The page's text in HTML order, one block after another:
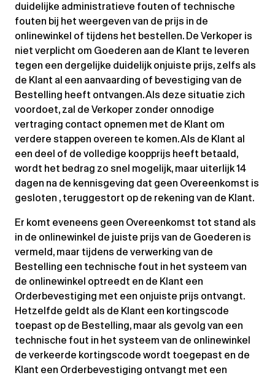
duidelijke administratieve fouten of technische
fouten bij het weergeven van de prijs in de
onlinewinkel of tijdens het bestellen. De Verkoper is
niet verplicht om Goederen aan de Klant te leveren
tegen een dergelijke duidelijk onjuiste prijs, zelfs als
de Klant al een aanvaarding of bevestiging van de
Bestelling heeft ontvangen. Als deze situatie zich
voordoet, zal de Verkoper zonder onnodige
vertraging contact opnemen met de Klant om
verdere stappen overeen te komen. Als de Klant al
een deel of de volledige koopprijs heeft betaald,
wordt het bedrag zo snel mogelijk, maar uiterlijk 14
dagen na de kennisgeving dat geen Overeenkomst is
gesloten , teruggestort op de rekening van de Klant.
Er komt eveneens geen Overeenkomst tot stand als
in de onlinewinkel de juiste prijs van de Goederen is
vermeld, maar tijdens de verwerking van de
Bestelling een technische fout in het systeem van
de onlinewinkel optreedt en de Klant een
Orderbevestiging met een onjuiste prijs ontvangt.
Hetzelfde geldt als de Klant een kortingscode
toepast op de Bestelling, maar als gevolg van een
technische fout in het systeem van de onlinewinkel
de verkeerde kortingscode wordt toegepast en de
Klant een Orderbevestiging ontvangt met een